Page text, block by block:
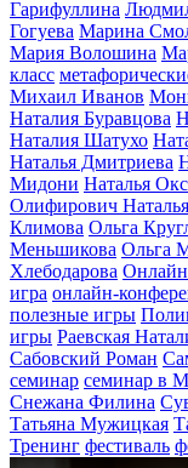
Гарифуллина
Гогуева Марина
Мария Волошина
класс
Михаил Иванов
Наталия Буравцова
Наталия Шатухо
Наталья Дмитриева
Мидони Наталья
Олифирович Наталья
Климова Ольга
Меньшикова Ольга
Хлебодарова
игра онлайн-
полезные игры
игры Раевская
Сабовский Роман
семинар семинар в
Снежана Филина
Татьяна Мужицкая
Тренинг фестиваль